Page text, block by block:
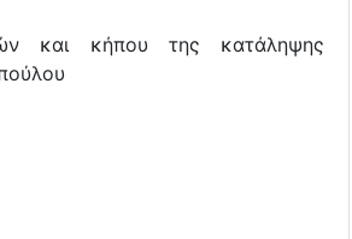
και κήπου της κατάληψης